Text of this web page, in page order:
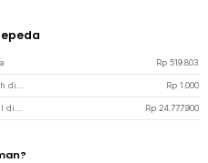
Rp 519.803
Rp 1.000
Rp 24.777.900